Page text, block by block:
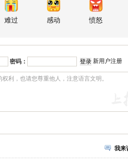
难过 感动 愤怒
密码： 新用户注册
我来